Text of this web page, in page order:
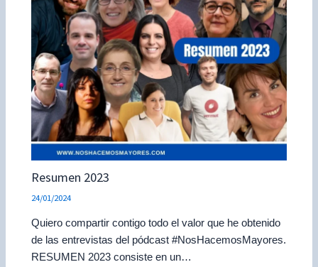
Resumen 2023
24/01/2024
Quiero compartir contigo todo el valor que he obtenido
de las entrevistas del pódcast #NosHacemosMayores.
RESUMEN 2023 consiste en un…